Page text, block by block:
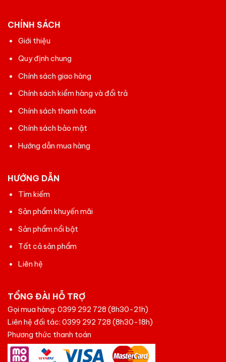
CHÍNH SÁCH
Giới thiệu
Quy định chung
Chính sách giao hàng
Chính sách kiểm hàng và đổi trả
Chính sách thanh toán
Chính sách bảo mật
Hướng dẫn mua hàng
HƯỚNG DẪN
Tìm kiếm
Sản phẩm khuyến mãi
Sản phẩm nổi bật
Tất cả sản phẩm
Liên hệ
TỔNG ĐÀI HỖ TRỢ
Gọi mua hàng: 0399 292 728 (8h30-21h)
Liên hệ đối tác: 0399 292 728 (8h30-18h)
Phương thức thanh toán